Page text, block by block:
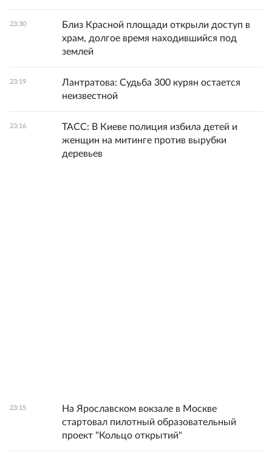
23:30
Близ Красной площади открыли доступ в
храм, долгое время находившийся под
землей
23:19
Лантратова: Судьба 300 курян остается
неизвестной
23:16
ТАСС: В Киеве полиция избила детей и
женщин на митинге против вырубки
деревьев
23:15
На Ярославском вокзале в Москве
стартовал пилотный образовательный
проект "Кольцо открытий"